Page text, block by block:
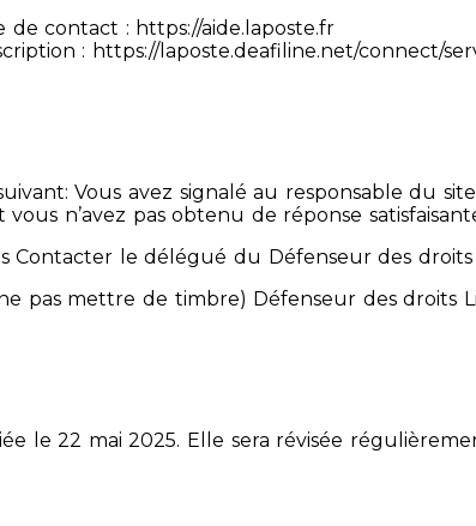
contact : https://aide.laposte.fr
: https://laposte.deafiline.net/connect/
Vous avez signalé au responsable du
n’avez pas obtenu de réponse
Contacter le délégué du Défenseur des
pas mettre de timbre) Défenseur des droits
le 22 mai 2025. Elle sera révisée